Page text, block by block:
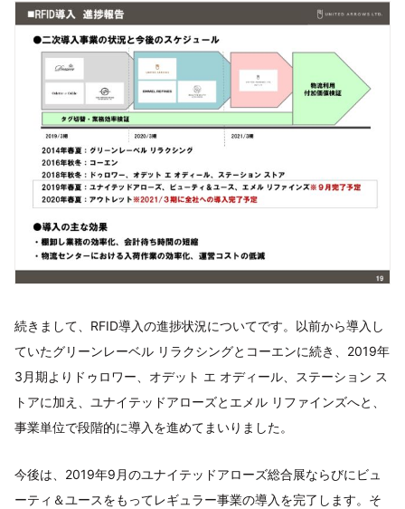
続きまして、RFID導入の進捗状況についてです。以前から導入し
ていたグリーンレーベル リラクシングとコーエンに続き、2019年
3月期よりドゥロワー、オデット エ オディール、ステーション ス
トアに加え、ユナイテッドアローズとエメル リファインズへと、
事業単位で段階的に導入を進めてまいりました。
今後は、2019年9月のユナイテッドアローズ総合展ならびにビュ
ーティ＆ユースをもってレギュラー事業の導入を完了します。そ